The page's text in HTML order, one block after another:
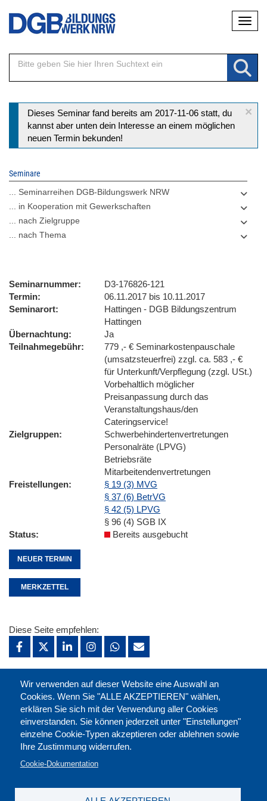
Direkt
Inhalt
×
Statusmeldung
Dieses Seminar fand bereits am 2017-11-06 statt, du
kannst aber unten dein Interesse an einem möglichen
neuen Termin bekunden!
Seminare
... Seminarreihen DGB-Bildungswerk NRW
... in Kooperation mit Gewerkschaften
... nach Zielgruppe
... nach Thema
Seminarnummer
D3-176826-121
Termin
06.11.2017 bis 10.11.2017
Seminarort
Hattingen - DGB Bildungszentrum
Hattingen
Übernachtung
Ja
Teilnahmegebühr
779 ,- € Seminarkostenpauschale
(umsatzsteuerfrei) zzgl. ca. 583 ,- €
für Unterkunft/Verpflegung (zzgl. USt.)
Vorbehaltlich möglicher
Preisanpassung durch das
Veranstaltungshaus/den
Cateringservice!
Zielgruppen
Schwerbehindertenvertretungen
Personalräte (LPVG)
Betriebsräte
Mitarbeitendenvertretungen
Freistellungen
§ 19 (3) MVG
§ 37 (6) BetrVG
§ 42 (5) LPVG
§ 96 (4) SGB IX
Status
Bereits ausgebucht
NEUER TERMIN
MERKZETTEL
Wir verwenden auf dieser Website eine Auswahl an
Cookies. Wenn Sie "ALLE AKZEPTIEREN" wählen,
erklären Sie sich mit der Verwendung aller Cookies
einverstanden. Sie können jederzeit unter "Einstellungen"
einzelne Cookie-Typen akzeptieren oder ablehnen sowie
Ihre Zustimmung widerrufen.
Cookie-Dokumentation
Diese Seite empfehlen:
merken: